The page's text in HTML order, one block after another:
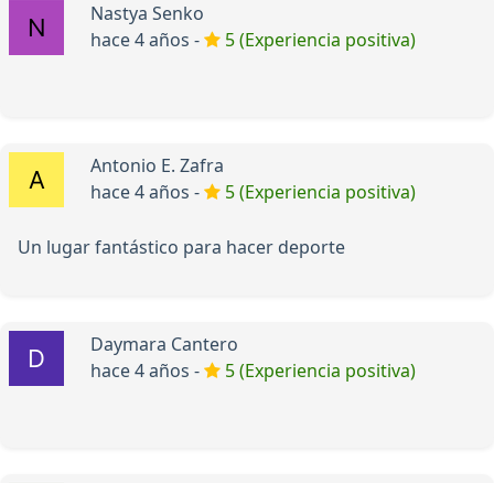
Nastya Senko
hace 4 años -
5 (Experiencia positiva)
Antonio E. Zafra
hace 4 años -
5 (Experiencia positiva)
Un lugar fantástico para hacer deporte
Daymara Cantero
hace 4 años -
5 (Experiencia positiva)